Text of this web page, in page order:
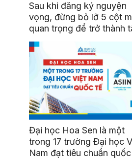
Sau khi đăng ký nguyện
vọng, đừng bỏ lỡ 5 cột
quan trọng để trở thành
sinh viên HSU
Đại học Hoa Sen là một
trong 17 trường Đại học
Nam đạt tiêu chuẩn